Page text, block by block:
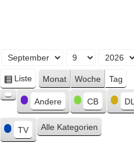
Monat
Jahr
Ansicht
als
Liste Monat Woche Tag
Kategorien
Kategorie
ohne
Titel
Andere CB DL
TV Alle Kategorien